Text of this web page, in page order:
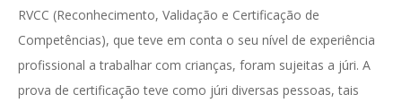
RVCC (Reconhecimento, Validação e Certificação de
Competências), que teve em conta o seu nível de experiência
profissional a trabalhar com crianças, foram sujeitas a júri. A
prova de certificação teve como júri diversas pessoas, tais